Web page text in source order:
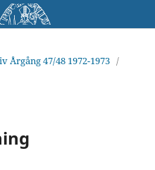
Årgång 47/48 1972-1973 /